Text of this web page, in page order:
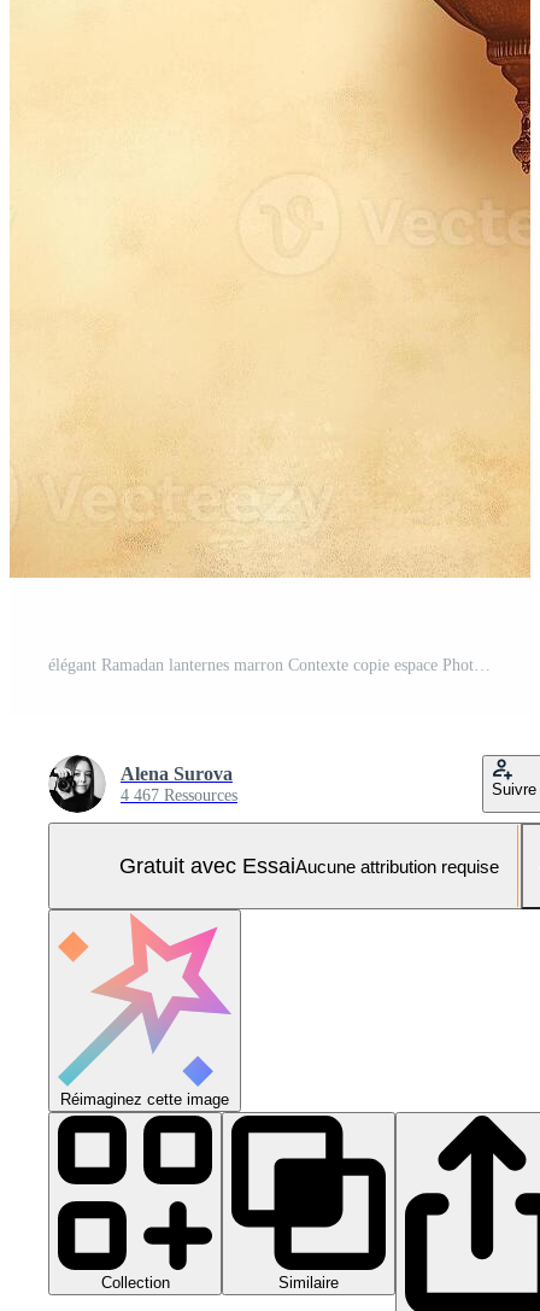
élégant Ramadan lanternes marron Contexte copie espace Photo Pro
Alena Surova
4 467 Ressources Suivre
Gratuit avec EssaiAucune attribution requise
Réimaginez cette image
Collection Similaire